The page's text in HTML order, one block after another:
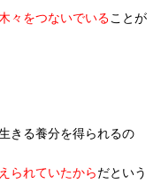
々をつないでいることが
きる養分を得られるの
られていたからだという